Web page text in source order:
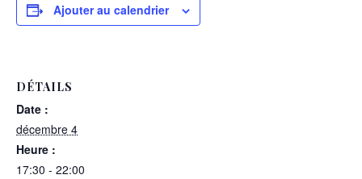
Ajouter au calendrier
DÉTAILS
Date :
décembre 4
Heure :
17:30 - 22:00